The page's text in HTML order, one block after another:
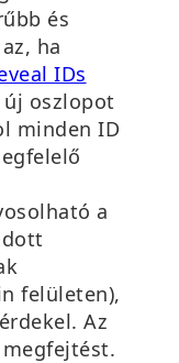
és
ha
IDs
oszlopot
minden ID
a
felületen),
Az